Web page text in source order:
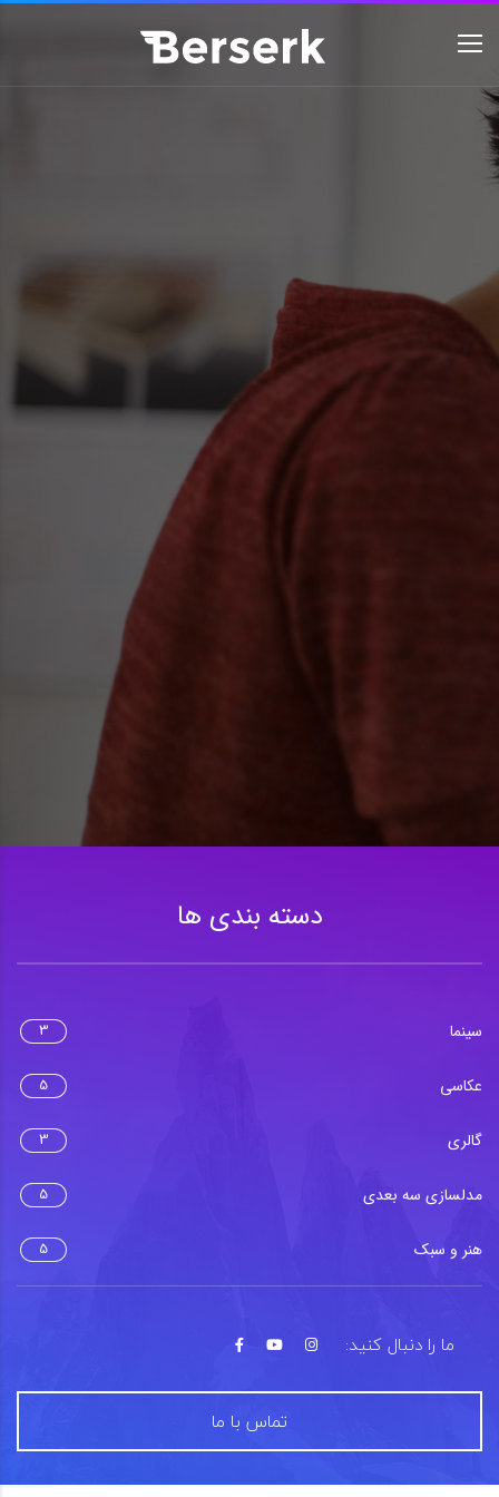
دسته بندی ها
سینما 3
عکاسی 5
گالری 3
مدلسازی سه بعدی 5
هنر و سبک 5
ما را دنبال کنید:
تماس با ما